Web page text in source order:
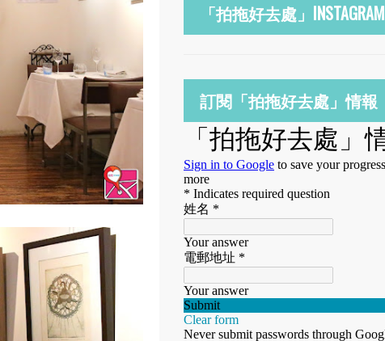
「拍拖好去處」INSTAGRAM
訂閱「拍拖好去處」情報